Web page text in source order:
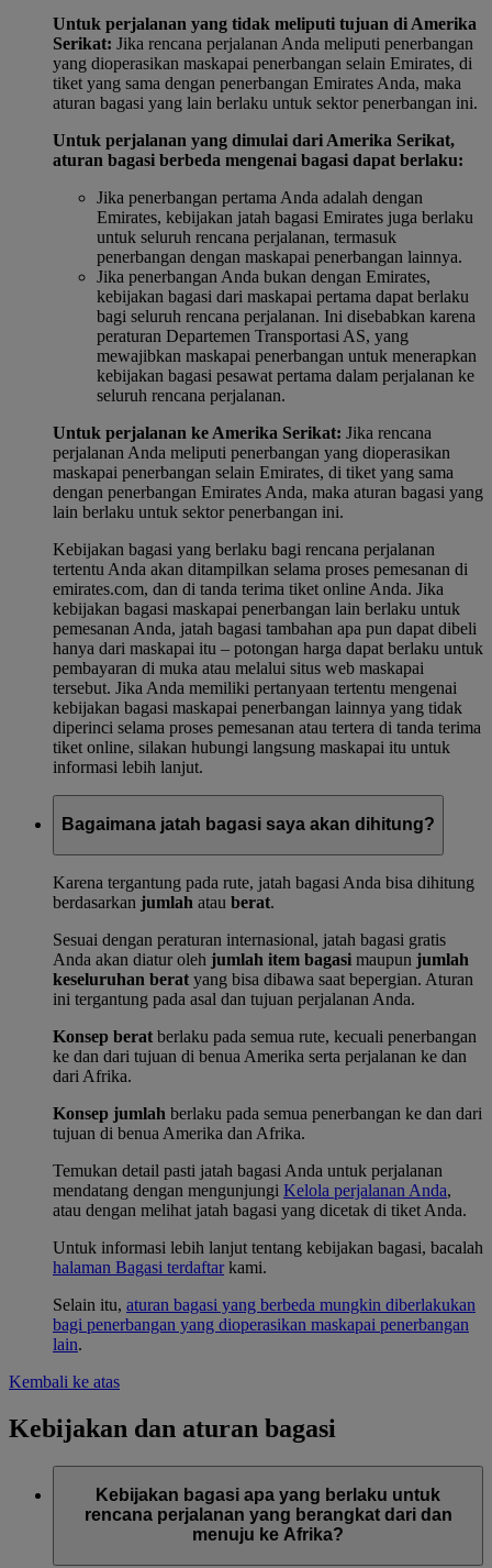
Untuk perjalanan yang tidak meliputi tujuan di Amerika
Serikat: Jika rencana perjalanan Anda meliputi penerbangan
yang dioperasikan maskapai penerbangan selain Emirates, di
tiket yang sama dengan penerbangan Emirates Anda, maka
aturan bagasi yang lain berlaku untuk sektor penerbangan ini.
Untuk perjalanan yang dimulai dari Amerika Serikat,
aturan bagasi berbeda mengenai bagasi dapat berlaku:
Jika penerbangan pertama Anda adalah dengan
Emirates, kebijakan jatah bagasi Emirates juga berlaku
untuk seluruh rencana perjalanan, termasuk
penerbangan dengan maskapai penerbangan lainnya.
Jika penerbangan Anda bukan dengan Emirates,
kebijakan bagasi dari maskapai pertama dapat berlaku
bagi seluruh rencana perjalanan. Ini disebabkan karena
peraturan Departemen Transportasi AS, yang
mewajibkan maskapai penerbangan untuk menerapkan
kebijakan bagasi pesawat pertama dalam perjalanan ke
seluruh rencana perjalanan.
Untuk perjalanan ke Amerika Serikat: Jika rencana
perjalanan Anda meliputi penerbangan yang dioperasikan
maskapai penerbangan selain Emirates, di tiket yang sama
dengan penerbangan Emirates Anda, maka aturan bagasi yang
lain berlaku untuk sektor penerbangan ini.
Kebijakan bagasi yang berlaku bagi rencana perjalanan
tertentu Anda akan ditampilkan selama proses pemesanan di
emirates.com, dan di tanda terima tiket online Anda. Jika
kebijakan bagasi maskapai penerbangan lain berlaku untuk
pemesanan Anda, jatah bagasi tambahan apa pun dapat dibeli
hanya dari maskapai itu – potongan harga dapat berlaku untuk
pembayaran di muka atau melalui situs web maskapai
tersebut. Jika Anda memiliki pertanyaan tertentu mengenai
kebijakan bagasi maskapai penerbangan lainnya yang tidak
diperinci selama proses pemesanan atau tertera di tanda terima
tiket online, silakan hubungi langsung maskapai itu untuk
informasi lebih lanjut.
Bagaimana jatah bagasi saya akan dihitung?
Karena tergantung pada rute, jatah bagasi Anda bisa dihitung
berdasarkan jumlah atau berat.
Sesuai dengan peraturan internasional, jatah bagasi gratis
Anda akan diatur oleh jumlah item bagasi maupun jumlah
keseluruhan berat yang bisa dibawa saat bepergian. Aturan
ini tergantung pada asal dan tujuan perjalanan Anda.
Konsep berat berlaku pada semua rute, kecuali penerbangan
ke dan dari tujuan di benua Amerika serta perjalanan ke dan
dari Afrika.
Konsep jumlah berlaku pada semua penerbangan ke dan dari
tujuan di benua Amerika dan Afrika.
Temukan detail pasti jatah bagasi Anda untuk perjalanan
mendatang dengan mengunjungi Kelola perjalanan Anda,
atau dengan melihat jatah bagasi yang dicetak di tiket Anda.
Untuk informasi lebih lanjut tentang kebijakan bagasi, bacalah
halaman Bagasi terdaftarkami.
Selain itu, aturan bagasi yang berbeda mungkin diberlakukan
bagi penerbangan yang dioperasikan maskapai penerbangan
lain.
Kembali ke atas
Kebijakan dan aturan bagasi
Kebijakan bagasi apa yang berlaku untuk
rencana perjalanan yang berangkat dari dan
menuju ke Afrika?